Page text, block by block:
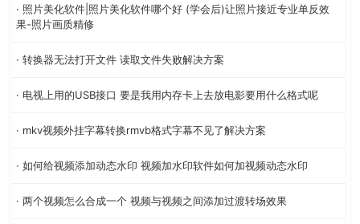
· 照片美化软件|照片美化软件哪个好 (学会后)让照片接近专业单反效
果-照片画质精修
· 转换器无法打开文件 读取文件失败解决方案
· 电视上用的USB接口 要是我用内存卡上去放电影要用什么格式呢
· mkv视频外挂字幕转换rmvb格式字幕不见了解决方案
· 如何给视频添加动态水印 视频加水印软件如何加视频动态水印
· 两个视频怎么合成一个 视频与视频之间添加过渡转场效果